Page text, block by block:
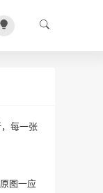
每一张
图一应